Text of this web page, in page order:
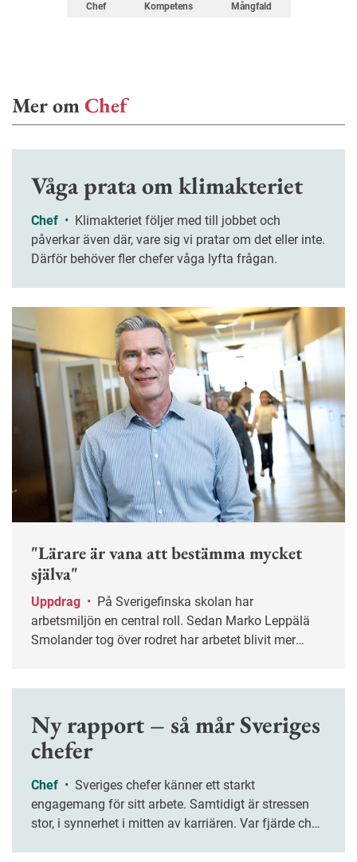
Chef Kompetens Mångfald
Mer omChef
Våga prata om klimakteriet
Chef •
påverkar även där, vare sig vi pratar om det eller inte.
Därför behöver fler chefer våga lyfta frågan.
"Lärare är vana att bestämma mycket
själva"
Uppdrag •
arbetsmiljön en central roll. Sedan Marko Leppälä
Smolander tog över rodret har arbetet blivit mer
Ny rapport – så mår Sveriges
chefer
Chef •
engagemang för sitt arbete. Samtidigt är stressen
stor, i synnerhet i mitten av karriären. Var fjärde chef